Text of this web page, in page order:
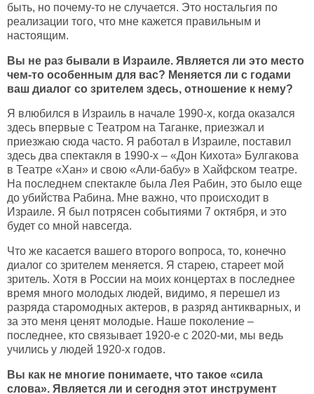
быть, но почему-то не случается. Это ностальгия по
реализации того, что мне кажется правильным и
настоящим.
Вы не раз бывали в Израиле. Является ли это место
чем-то особенным для вас? Меняется ли с годами
ваш диалог со зрителем здесь, отношение к нему?
Я влюбился в Израиль в начале 1990-х, когда оказался
здесь впервые с Театром на Таганке, приезжал и
приезжаю сюда часто. Я работал в Израиле, поставил
здесь два спектакля в 1990-х – «Дон Кихота» Булгакова
в Театре «Хан» и свою «Али-бабу» в Хайфском театре.
На последнем спектакле была Лея Рабин, это было еще
до убийства Рабина. Мне важно, что происходит в
Израиле. Я был потрясен событиями 7 октября, и это
будет со мной навсегда.
Что же касается вашего второго вопроса, то, конечно
диалог со зрителем меняется. Я старею, стареет мой
зритель. Хотя в России на моих концертах в последнее
время много молодых людей, видимо, я перешел из
разряда старомодных актеров, в разряд антикварных, и
за это меня ценят молодые. Наше поколение –
последнее, кто связывает 1920-е с 2020-ми, мы ведь
учились у людей 1920-х годов.
Вы как не многие понимаете, что такое «сила
слова». Является ли и сегодня этот инструмент